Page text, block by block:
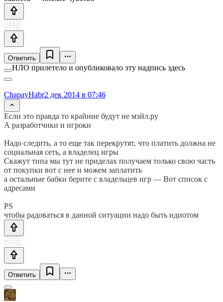
Ответить
НЛО прилетело и опубликовало эту надпись здесь
ChapayHabr2 дек 2014 в 07:46
Если это правда то крайние будут не мэйл.ру
А разработчики и игроки
Надо следить, а то еще так перекрутят, что платить должна не
социальная сеть, а владелец игры
Скажут типа мы тут не приделах получаем только свою часть
от покупки вот с нее и можем заплатить
а остальные бабки берите с владельцев игр — Вот список с
адресами
PS
чтобы радоваться в данной ситуации надо быть идиотом
Ответить